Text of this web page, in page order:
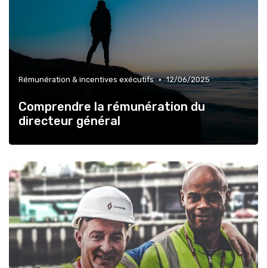
Rémunération & incentives exécutifs • 12/06/2025
Comprendre la rémunération du
directeur général